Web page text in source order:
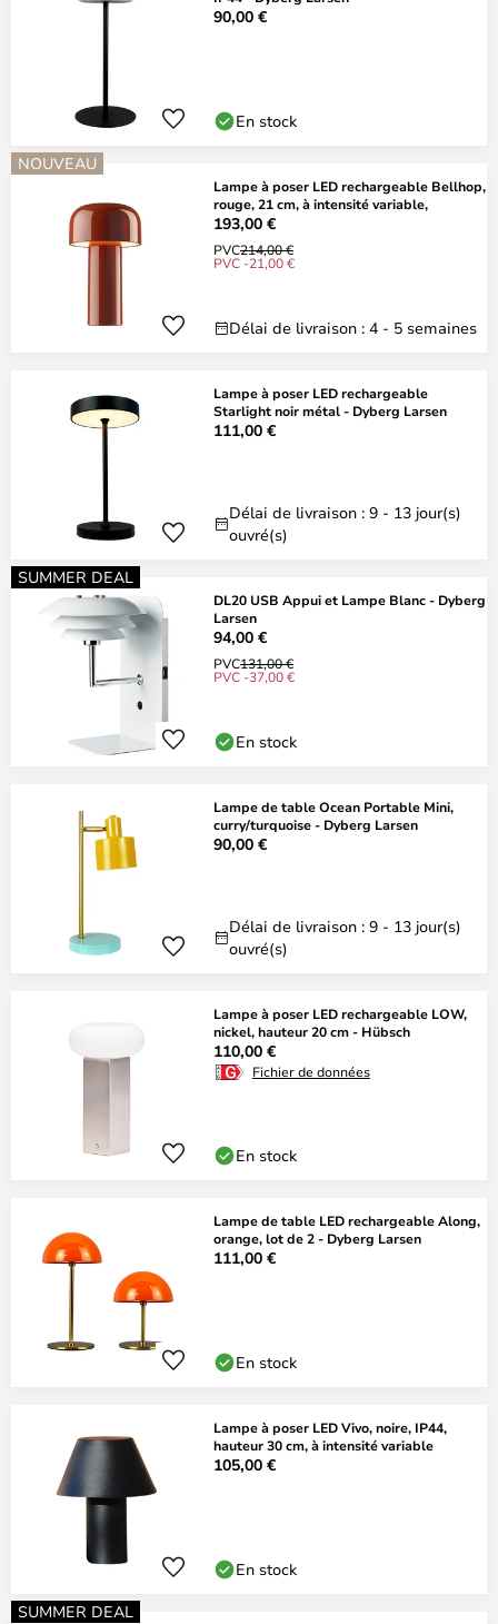
90,00 €
En stock
NOUVEAU
Lampe à poser LED rechargeable Bellhop,
rouge, 21 cm, à intensité variable,
193,00 €
PVC214,00 €
PVC -21,00 €
Délai de livraison : 4 - 5 semaines
Lampe à poser LED rechargeable
Starlight noir métal - Dyberg Larsen
111,00 €
Délai de livraison : 9 - 13 jour(s)
ouvré(s)
SUMMER DEAL
DL20 USB Appui et Lampe Blanc - Dyberg
Larsen
94,00 €
PVC131,00 €
PVC -37,00 €
En stock
Lampe de table Ocean Portable Mini,
curry/turquoise - Dyberg Larsen
90,00 €
Délai de livraison : 9 - 13 jour(s)
ouvré(s)
Lampe à poser LED rechargeable LOW,
nickel, hauteur 20 cm - Hübsch
110,00 €
Fichier de données
En stock
Lampe de table LED rechargeable Along,
orange, lot de 2 - Dyberg Larsen
111,00 €
En stock
Lampe à poser LED Vivo, noire, IP44,
hauteur 30 cm, à intensité variable
105,00 €
En stock
SUMMER DEAL